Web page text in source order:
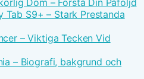
Dom – Förstå Din Påföljd
Tab S9+ – Stark Prestanda
– Viktiga Tecken Vid
– Biografi, bakgrund och